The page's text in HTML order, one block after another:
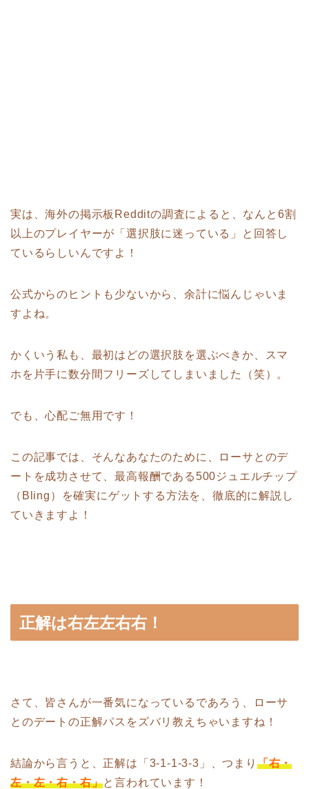
実は、海外の掲示板Redditの調査によると、なんと6割
以上のプレイヤーが「選択肢に迷っている」と回答し
ているらしいんですよ！
公式からのヒントも少ないから、余計に悩んじゃいま
すよね。
かくいう私も、最初はどの選択肢を選ぶべきか、スマ
ホを片手に数分間フリーズしてしまいました（笑）。
でも、心配ご無用です！
この記事では、そんなあなたのために、ローサとのデ
ートを成功させて、最高報酬である500ジュエルチップ
（Bling）を確実にゲットする方法を、徹底的に解説し
ていきますよ！
正解は右左左右右！
さて、皆さんが一番気になっているであろう、ローサ
とのデートの正解パスをズバリ教えちゃいますね！
結論から言うと、正解は「3-1-1-3-3」、つまり 「右・
左・左・右・右」と言われています！